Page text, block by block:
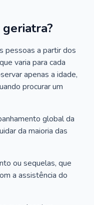
pessoas a partir dos
varia para cada
apenas a idade,
procurar um
global da
da maioria das
ou sequelas, que
a assistência do